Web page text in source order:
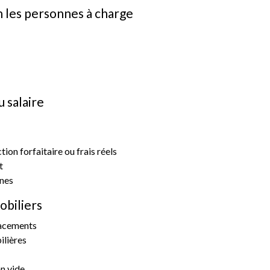
personnes à charge
salaire
forfaitaire ou frais réels